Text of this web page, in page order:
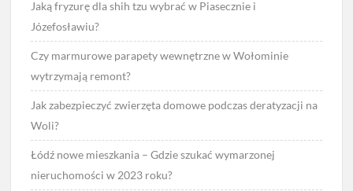
Jaką fryzurę dla shih tzu wybrać w Piasecznie i
Józefosławiu?
Czy marmurowe parapety wewnętrzne w Wołominie
wytrzymają remont?
Jak zabezpieczyć zwierzęta domowe podczas deratyzacji na
Woli?
Łódź nowe mieszkania – Gdzie szukać wymarzonej
nieruchomości w 2023 roku?